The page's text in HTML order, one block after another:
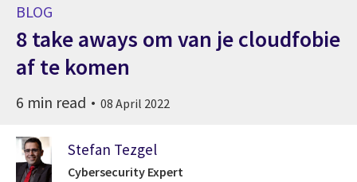
BLOG
8 take aways om van je cloudfobie
af te komen
6 min read 08 April 2022
Stefan Tezgel
Cybersecurity Expert